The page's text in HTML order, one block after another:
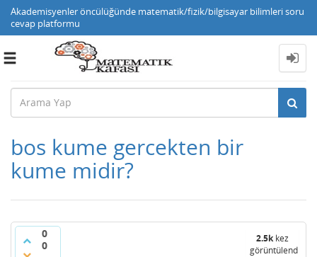
Akademisyenler öncülüğünde matematik/fizik/bilgisayar bilimleri soru
cevap platformu
Toggle
bos kume gercekten bir
kume midir?
0
0
2.5kkez
görüntülendi